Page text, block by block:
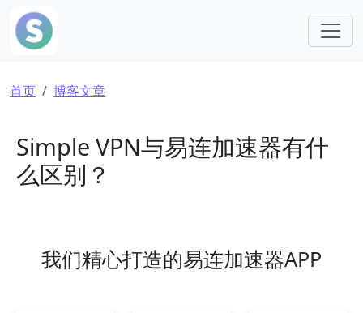
跳转到主要内容
面包屑
首页 博客文章
Simple VPN与易连加速器有什
么区别？
我们精心打造的易连加速器APP